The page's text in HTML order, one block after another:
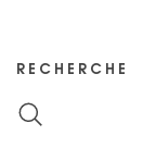
RECHERCHE